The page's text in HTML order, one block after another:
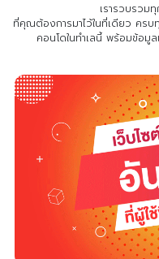
เรารวบรวม
ที่คุณต้องการมาไว้ในที่เดียว ครบ
คอนโดในทำเลนี้ พร้อมข้อมู